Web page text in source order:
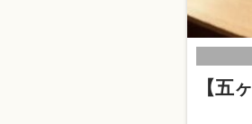
【五